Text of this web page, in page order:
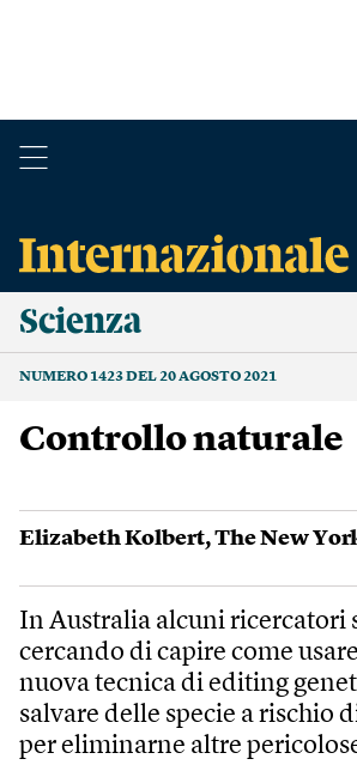
Scienza
NUMERO 1423 DEL 20 AGOSTO 2021
Controllo naturale
Elizabeth Kolbert,The New
In Australia alcuni ricercatori
cercando di capire come
nuova tecnica di editing
salvare delle specie a rischio
per eliminarne altre